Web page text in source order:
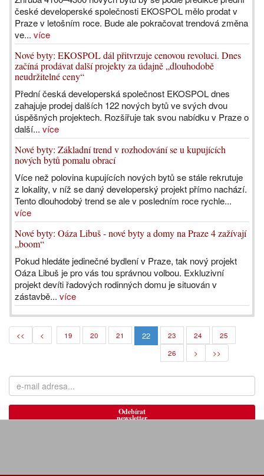
české developerské společnosti EKOSPOL mělo prodat v
Praze v letošním roce. Bude ale pokračovat trendová změna
ve... více
Nové byty: EKOSPOL dál přitvrzuje cenovou revoluci. Dnes
začíná prodávat další projekty za údajně „dlouhodobě
neudržitelné ceny“
Přední česká developerská společnost EKOSPOL dnes
zahajuje prodej dalších 122 nových bytů ve svých dvou
úspěšných projektech. Rozšiřuje tak svou nabídku v Praze o
další... více
Nové byty: Základní trend v rozhodování se u kupujících
nových bytů pomalu obrací
Více než polovina kupujících nových bytů se stále rekrutuje
z lokality, v níž se daný developerský projekt přímo nachází.
Tento dlouhodobý trend se ale v posledním roce rychle...
více
Nové byty: Oáza Libuš - nové byty a domy na Praze 4 zažívají
„boom“
Pokud hledáte jedinečné bydlení v Praze, tak nový projekt
Oáza Libuš je pro vás tou správnou volbou. Exkluzivní
projekt devíti řadových rodinných domu je situován v
zástavbě... více
<< < 19 20 21 22 23 24
25
26
> >>
Odebírat
newsletter